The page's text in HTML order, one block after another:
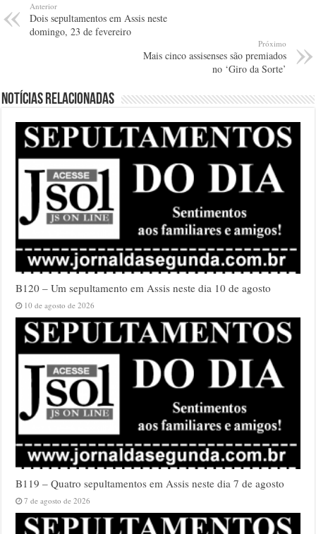
Anterior
Dois sepultamentos em Assis neste
domingo, 23 de fevereiro
Próximo
Mais cinco assisenses são premiados
no ‘Giro da Sorte’
Notícias relacionadas
B120 – Um sepultamento em Assis neste dia 10 de agosto
10 de agosto de 2026
B119 – Quatro sepultamentos em Assis neste dia 7 de agosto
7 de agosto de 2026